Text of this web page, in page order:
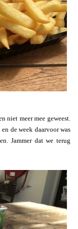
niet meer mee geweest.
de week daarvoor was
Jammer dat we terug